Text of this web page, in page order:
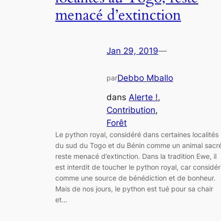
menacé d’extinction
Jan 29, 2019—
parDebbo Mballo
dans Alerte !
Contribution
Forêt
Le python royal, considéré dans certaines localités
du sud du Togo et du Bénin comme un animal
reste menacé d’extinction. Dans la tradition Ewe, il
est interdit de toucher le python royal, car
comme une source de bénédiction et de bonheur.
Mais de nos jours, le python est tué pour sa chair
et…